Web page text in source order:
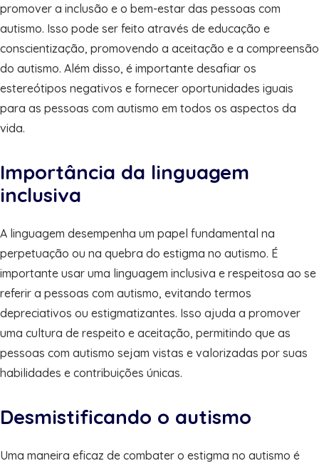
promover a inclusão e o bem-estar das pessoas com
autismo. Isso pode ser feito através de educação e
conscientização, promovendo a aceitação e a compreensão
do autismo. Além disso, é importante desafiar os
estereótipos negativos e fornecer oportunidades iguais
para as pessoas com autismo em todos os aspectos da
vida.
Importância da linguagem
inclusiva
A linguagem desempenha um papel fundamental na
perpetuação ou na quebra do estigma no autismo. É
importante usar uma linguagem inclusiva e respeitosa ao se
referir a pessoas com autismo, evitando termos
depreciativos ou estigmatizantes. Isso ajuda a promover
uma cultura de respeito e aceitação, permitindo que as
pessoas com autismo sejam vistas e valorizadas por suas
habilidades e contribuições únicas.
Desmistificando o autismo
Uma maneira eficaz de combater o estigma no autismo é